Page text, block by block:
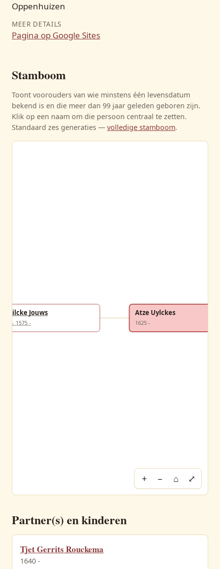
Oppenhuizen
MEER DETAILS
Pagina op Google Sites
Stamboom
Toont voorouders van wie minstens één levensdatum
bekend is en die meer dan 99 jaar geleden geboren zijn.
Klik op een naam om die persoon centraal te zetten.
Standaard zes generaties — volledige stamboom.
Uilcke Jouws
ca. 1575 -
Atze Uylckes
1625 -
+ − ⌂ ⤢
Partner(s) en kinderen
Tjet Gerrits Rouckema
1640 -